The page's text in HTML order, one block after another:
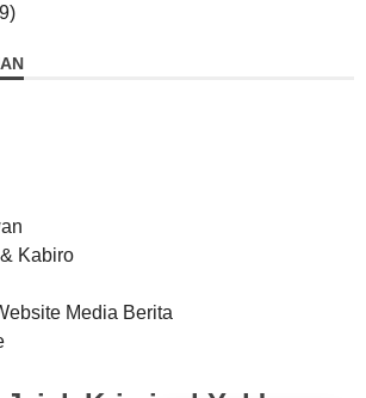
Kabiro
Media Berita